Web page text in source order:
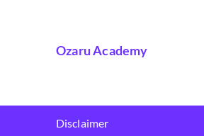
Ozaru Academy
Disclaimer